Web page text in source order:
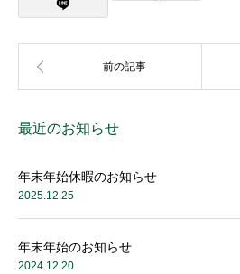
最近のお知らせ
年末年始休暇のお知らせ
2025.12.25
年末年始のお知らせ
2024.12.20